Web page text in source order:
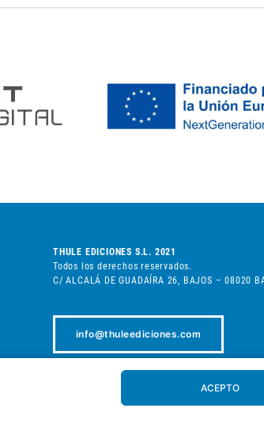
ACEPTO
THULE EDICIONES S.L. 2021
Todos los derechos reservados.
C/ ALCALÁ DE GUADAÍRA 26, BAJOS – 08020
info@thuleediciones.com